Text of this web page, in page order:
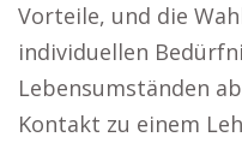
Vorteile, und die
individuellen
Lebensumständen
Kontakt zu einem